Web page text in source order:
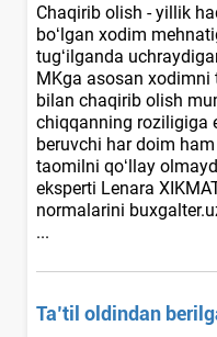
Chaqirib olish - yillik
boʻlgan хodim
tugʻilganda
MKga asosan хodimni
bilan chaqirib olish
chiqqanning roziligiga
beruvchi har doim
taomilni qoʻllay
eksperti Lenara
normalarini
...
Ta’til oldindan